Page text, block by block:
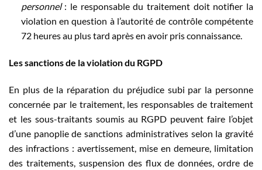
personnel: le responsable du traitement doit notifier la
violation en question à l’autorité de contrôle compétente
72 heures au plus tard après en avoir pris connaissance.
Les sanctions de la violation du RGPD
En plus de la réparation du préjudice subi par la personne
concernée par le traitement, les responsables de traitement
et les sous-traitants soumis au RGPD peuvent faire l’objet
d’une panoplie de sanctions administratives selon la gravité
des infractions : avertissement, mise en demeure, limitation
des traitements, suspension des flux de données, ordre de